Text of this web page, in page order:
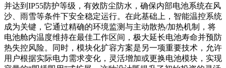
并达到IP55防护等级，有效防尘防水，确保内部电池系统在风
沙、雨雪等条件下安全稳定运行。在此基础上，智能温控系统
成为关键，它通过精确的环境监测与主动散热/加热机制，将
电池舱内温度维持在最佳工作区间，极大延长电池寿命并预防
热失控风险。同时，模块化扩容方案是另一项重要技术，允许
用户根据实际电力需求变化，灵活增加或更换电池模块，实现